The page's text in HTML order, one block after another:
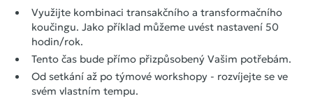
Využijte kombinaci transakčního a transformačního
koučingu. Jako příklad můžeme uvést nastavení 50
hodin/rok.
Tento čas bude přímo přizpůsobený Vašim potřebám.
Od setkání až po týmové workshopy - rozvíjejte se ve
svém vlastním tempu.